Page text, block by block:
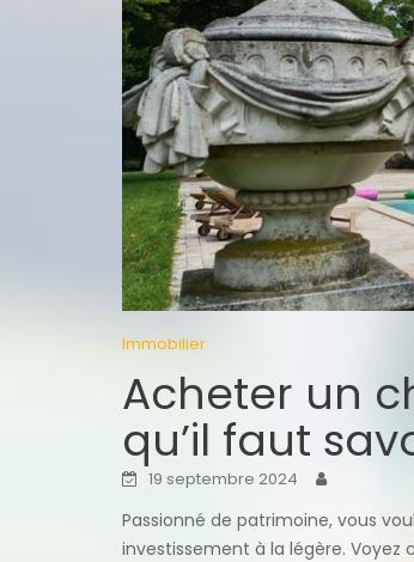
Immobilier
Acheter un
qu’il faut
19 septembre 2024
Passionné de patrimoine, vous
investissement à la légère. Voyez